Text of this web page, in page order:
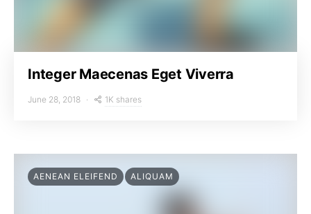
Integer Maecenas Eget Viverra
June 28, 2018 1K shares
AENEAN ELEIFEND ALIQUAM